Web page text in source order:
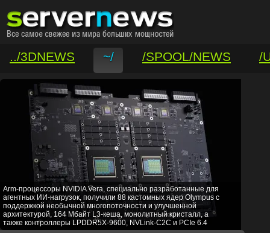
../3DNEWS ~/ /SPOOL/NEWS
/
/VAR/CONTACT
Arm-процессоры NVIDIA Vera, специально разработанные для
агентных ИИ-нагрузок, получили 88 кастомных ядер Olympus с
поддержкой необычной многопоточности и улучшенной
архитектурой, 164 Мбайт L3-кеша, монолитный кристалл, а
также контроллеры LPDDR5X-9600, NVLink-C2C и PCIe 6.4